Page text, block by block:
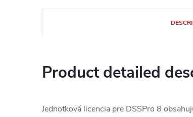
Product detailed
Jednotková licencia pre DSSPro 8